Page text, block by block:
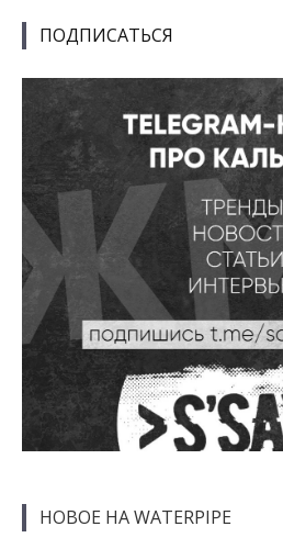
ПОДПИСАТЬСЯ
НОВОЕ НА WATERPIPE